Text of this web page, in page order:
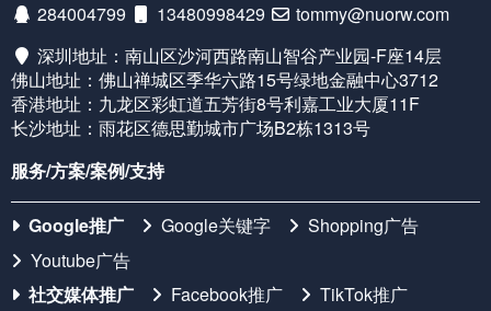
284004799 13480998429
tommy@nuorw.com
深圳地址：南山区沙河西路南山智谷产业园-F座14层
佛山地址：佛山禅城区季华六路15号绿地金融中心3712
香港地址：九龙区彩虹道五芳街8号利嘉工业大厦11F
长沙地址：雨花区德思勤城市广场B2栋1313号
服务/方案/案例/支持
Google推广 Google关键字
Shopping广告
Youtube广告
社交媒体推广
Facebook推广
TikTok推广